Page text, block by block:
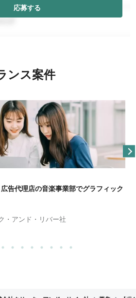
応募する
ンス案件
広告代理店の音楽事業部でグラフィック
・アンド・リバー社